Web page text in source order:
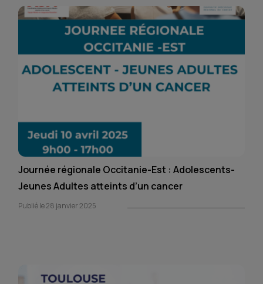
Journée régionale Occitanie-Est : Adolescents-
Jeunes Adultes atteints d’un cancer
Publié le 28 janvier 2025